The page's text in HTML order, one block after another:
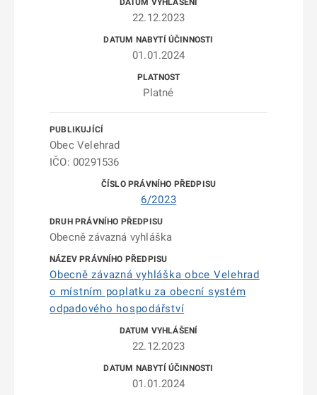
22.12.2023
01.01.2024
Platné
Obec Velehrad
IČO: 00291536
6/2023
Obecně závazná vyhláška
Obecně závazná vyhláška obce Velehrad
o místním poplatku za obecní systém
odpadového hospodářství
22.12.2023
01.01.2024